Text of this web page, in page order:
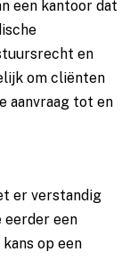
een kantoor dat
en
om cliënten
aanvraag tot en
er verstandig
eerder een
op een